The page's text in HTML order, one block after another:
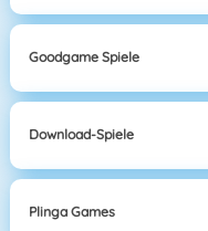
Goodgame Spiele
Download-Spiele
Plinga Games